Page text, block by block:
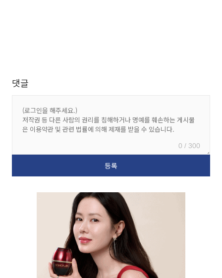
댓글
0 / 300